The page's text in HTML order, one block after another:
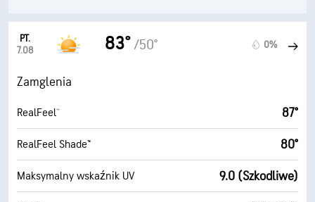
PT.
7.08
83° /50° 0%
Zamglenia
RealFeel® 87°
RealFeel Shade™ 80°
Maksymalny wskaźnik UV 9.0 (Szkodliwe)